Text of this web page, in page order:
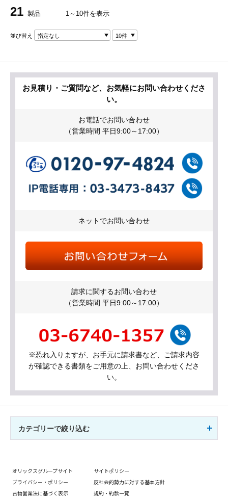
21 製品 1～10件を表示
並び替え 指定なし 10件
お見積り・ご質問など、お気軽にお問い合わせくださ
い。
お電話でお問い合わせ
（営業時間 平日9:00～17:00）
ネットでお問い合わせ
請求に関するお問い合わせ
（営業時間 平日9:00～17:00）
※恐れ入りますが、お手元に請求書など、ご請求内容
が確認できる書類をご用意の上、お問い合わせくださ
い。
カテゴリーで絞り込む
オリックスグループサイト
サイトポリシー
プライバシー・ポリシー
反社会的勢力に対する基本方針
古物営業法に基づく表示
規約・約款一覧